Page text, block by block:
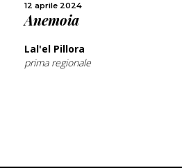
12 aprile 2024
Anemoia
Lal'el Pillora
prima regionale